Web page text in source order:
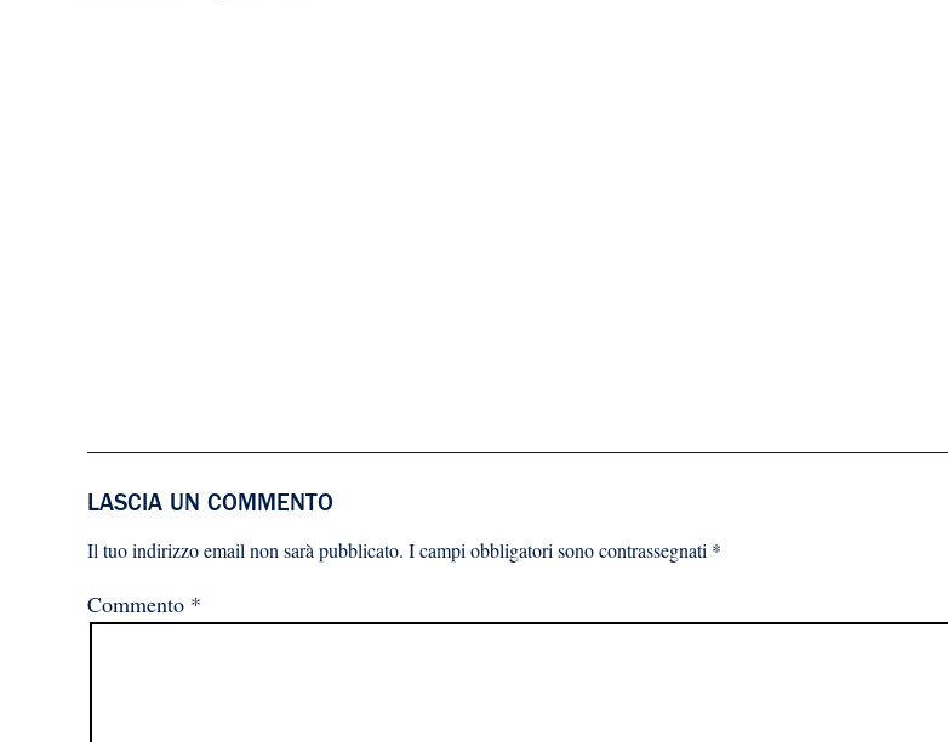
LASCIA UN COMMENTO
Il tuo indirizzo email non sarà pubblicato. I campi obbligatori sono contrassegnati *
Commento *